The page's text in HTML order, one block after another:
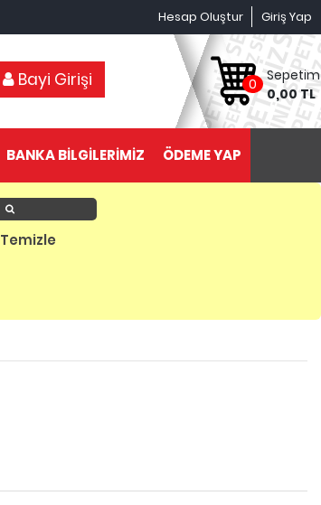
Giriş Yap
Hesap Oluştur
Bayi Girişi 0
Sepetim
0,00 TL
BANKA BİLGİLERİMİZ ÖDEME YAP
Ürün Ara
Temizle